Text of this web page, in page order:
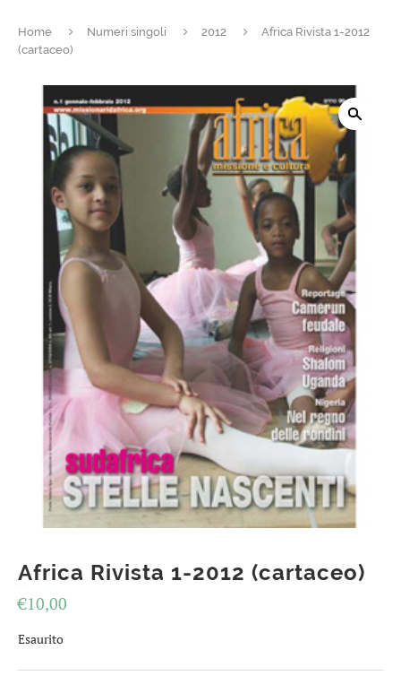
Home Numeri singoli 2012
Africa Rivista 1-2012
(cartaceo)
Africa Rivista 1-2012 (cartaceo)
€10,00
Esaurito